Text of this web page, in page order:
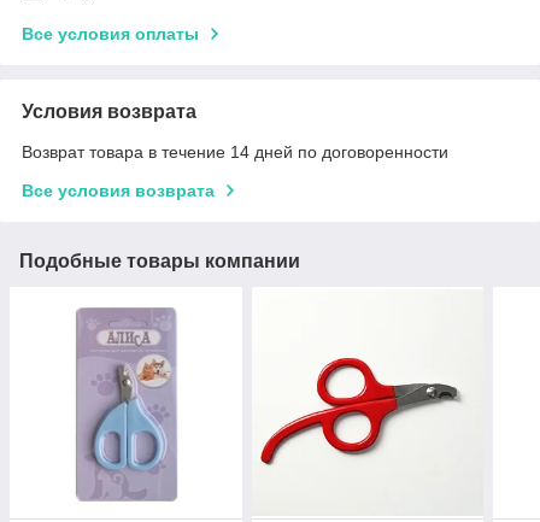
Все условия оплаты
Условия возврата
Возврат товара в течение 14 дней по договоренности
Все условия возврата
Подобные товары компании